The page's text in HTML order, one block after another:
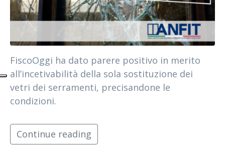
FiscoOggi ha dato parere positivo in merito
all’incetivabilità della sola sostituzione dei
vetri dei serramenti, precisandone le
condizioni.
Continue reading